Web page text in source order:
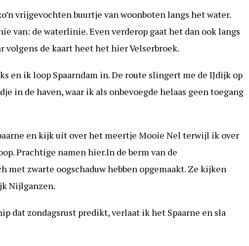
vrijgevochten buurtje van woonboten langs het water.
van: de waterlinie. Even verderop gaat het dan ook langs
volgens de kaart heet het hier Velserbroek.
en ik loop Spaarndam in. De route slingert me de IJdijk op
in de haven, waar ik als onbevoegde helaas geen toegang
en kijk uit over het meertje Mooie Nel terwijl ik over
Prachtige namen hier.In de berm van de
met zwarte oogschaduw hebben opgemaakt. Ze kijken
Nijlganzen.
dat zondagsrust predikt, verlaat ik het Spaarne en sla